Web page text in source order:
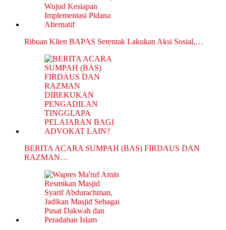
Ribuan Klien BAPAS Serentak Lakukan Aksi Sosial,…
BERITA ACARA SUMPAH (BAS) FIRDAUS DAN
RAZMAN…